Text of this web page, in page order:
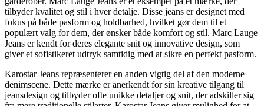
tilbyder kvalitet og stil i hver detalje. Disse jeans er designet med
fokus på både pasform og holdbarhed, hvilket gør dem til et
populært valg for dem, der ønsker både komfort og stil. Marc Lauge
Jeans er kendt for deres elegante snit og innovative design, som
giver et sofistikeret udtryk samtidig med at sikre en perfekt pasform.
Karostar Jeans repræsenterer en anden vigtig del af den moderne
denimscene. Dette mærke er anerkendt for sin kreative tilgang til
jeansdesign og tilbyder ofte unikke detaljer og snit, der adskiller sig